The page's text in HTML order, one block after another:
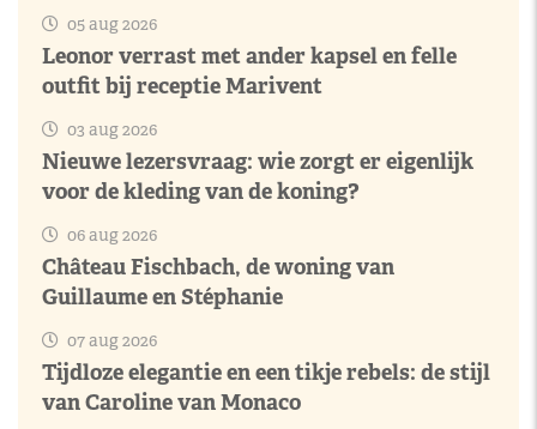
05 aug 2026
Leonor verrast met ander kapsel en felle
outfit bij receptie Marivent
03 aug 2026
Nieuwe lezersvraag: wie zorgt er eigenlijk
voor de kleding van de koning?
06 aug 2026
Château Fischbach, de woning van
Guillaume en Stéphanie
07 aug 2026
Tijdloze elegantie en een tikje rebels: de stijl
van Caroline van Monaco